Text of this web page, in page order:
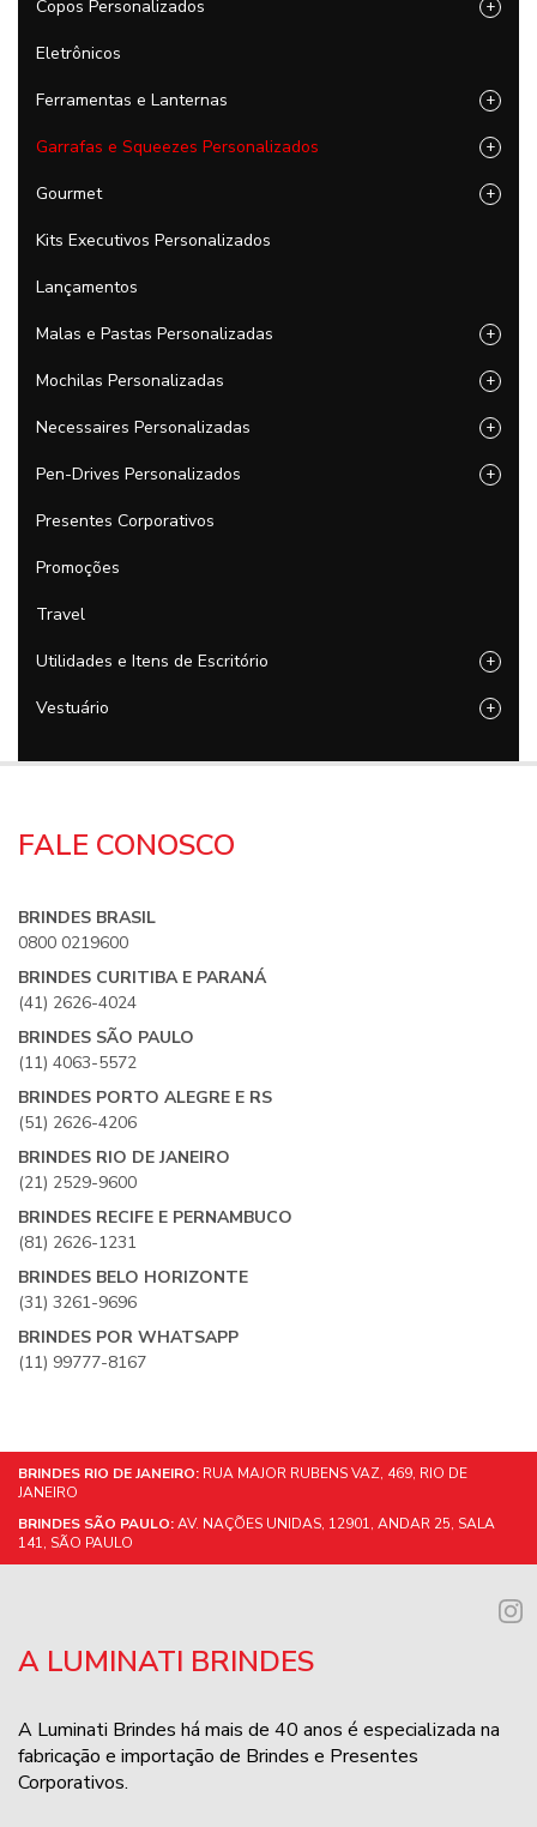
Copos Personalizados +
Eletrônicos
Ferramentas e Lanternas +
Garrafas e Squeezes Personalizados +
Gourmet +
Kits Executivos Personalizados
Lançamentos
Malas e Pastas Personalizadas +
Mochilas Personalizadas +
Necessaires Personalizadas +
Pen-Drives Personalizados +
Presentes Corporativos
Promoções
Travel
Utilidades e Itens de Escritório +
Vestuário +
FALE CONOSCO
BRINDES BRASIL
0800 0219600
BRINDES CURITIBA E PARANÁ
(41) 2626-4024
BRINDES SÃO PAULO
(11) 4063-5572
BRINDES PORTO ALEGRE E RS
(51) 2626-4206
BRINDES RIO DE JANEIRO
(21) 2529-9600
BRINDES RECIFE E PERNAMBUCO
(81) 2626-1231
BRINDES BELO HORIZONTE
(31) 3261-9696
BRINDES POR WHATSAPP
(11) 99777-8167
BRINDES RIO DE JANEIRO: RUA MAJOR RUBENS VAZ, 469, RIO DE
JANEIRO
BRINDES SÃO PAULO:AV. NAÇÕES UNIDAS, 12901, ANDAR 25, SALA
141, SÃO PAULO
A LUMINATI BRINDES
A Luminati Brindes há mais de 40 anos é especializada na
fabricação e importação de Brindes e Presentes
Corporativos.